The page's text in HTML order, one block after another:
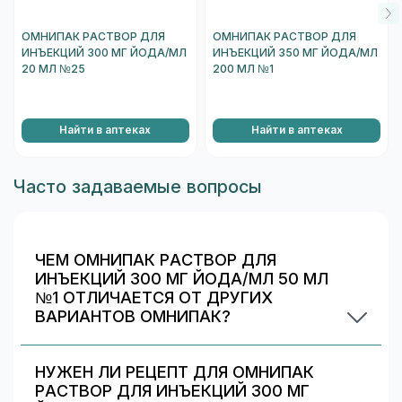
При субарахноидальном применении (для
проведения миелографии):
головная боль,
единичных случаях (у предрасположенных
пациентов) - судороги; зарегистрирован случай
Особые указания
рентгеноконтрастным средствам, при бронхиальной
астме, поллинозе, пищевой аллергии,
тиреотоксикозе, миеломатозе, сахарном диабете,
выраженных нарушениях функции печени и/или
хронической сердечной недостаточности), при
хроническом алкоголизме, рассеянном склерозе,
ОМНИПАК РАСТВОР ДЛЯ
ИНЪЕКЦИЙ 300 МГ ЙОДА/МЛ
20 МЛ №25
Найти в аптеках
ОМНИПАК РАСТВОР ДЛЯ
ИНЪЕКЦИЙ 350 МГ ЙОДА/МЛ
200 МЛ №1
Найти в аптеках
Часто задаваемые вопросы
ЧЕМ ОМНИПАК РАСТВОР ДЛЯ
ИНЪЕКЦИЙ 300 МГ ЙОДА/МЛ 50 МЛ
№1 ОТЛИЧАЕТСЯ ОТ ДРУГИХ
ВАРИАНТОВ ОМНИПАК?
упаковкой. В блоке «Формы выпуска» можно
НУЖЕН ЛИ РЕЦЕПТ ДЛЯ ОМНИПАК
РАСТВОР ДЛЯ ИНЪЕКЦИЙ 300 МГ